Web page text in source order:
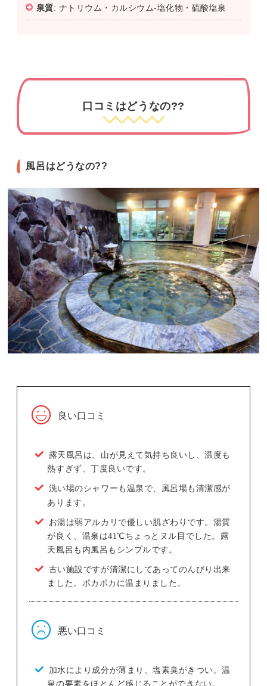
泉質: ナトリウム・カルシウム-塩化物・硫酸塩泉
口コミはどうなの??
風呂はどうなの??
良い口コミ
露天風呂は、山が見えて気持ち良いし、温度も
熱すぎず、丁度良いです。
洗い場のシャワーも温泉で、風呂場も清潔感が
あります。
お湯は弱アルカリで優しい肌ざわりです。湯質
が良く、温泉は41℃ちょっとヌル目でした。露
天風呂も内風呂もシンプルです。
古い施設ですが清潔にしてあってのんびり出来
ました。ポカポカに温まりました。
悪い口コミ
加水により成分が薄まり、塩素臭がきつい。温
泉の要素をほとんど感じることができない。